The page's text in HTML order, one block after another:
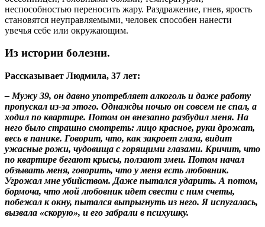
неспособностью переносить жару. Раздражение, гнев, ярость
становятся неуправляемыми, человек способен нанести
увечья себе или окружающим.
Из истории болезни.
Рассказывает Людмила, 37 лет:
– Мужу 39, он давно употребляет алкоголь и даже работу
пропускал из-за этого. Однажды ночью он совсем не спал, а
ходил по квартире. Потом он внезапно разбудил меня. На
него было страшно смотреть: лицо красное, руки дрожат,
весь в панике. Говорит, что, как закроет глаза, видит
ужасные рожи, чудовища с горящими глазами. Кричит, что
по квартире бегают крысы, ползают змеи. Потом начал
обзывать меня, говорить, что у меня есть любовник.
Угрожал мне убийством. Даже пытался ударить. А потом,
бормоча, что мой любовник идет свести с ним счеты,
побежал к окну, пытался выпрыгнуть из него. Я испугалась,
вызвала «скорую», и его забрали в психушку.